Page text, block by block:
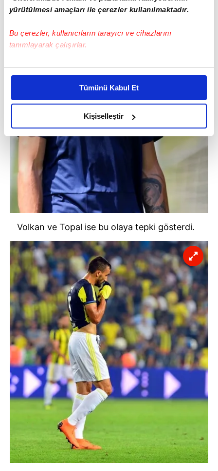
yürütülmesi amaçları ile çerezler kullanılmaktadır.
Bu çerezler, kullanıcıların tarayıcı ve cihazlarını
tanımlayarak çalışırlar.
Bu çerezlere izin vermeniz halinde sizlere özel
daha iyi reklam deneyimi yaşatabiliriz. Bunu yaparken
amacımızın size daha iyi bir reklam deneyimi sunmak
olduğunu ve sizlere en iyi içerikleri sunabilmek adına
elimizden gelen çabayı gösterdiğimizi ve bu noktada,
reklamların maliyetlerimizi karşılamak noktasında tek gelir
kalemimiz olduğunu sizlere hatırlatmak isteriz.
Her halükârda, kullanıcılar, bu çerezlere izin vermedikleri
takdirde, kullanıcılara hedefli reklamlar
gösterilmeyecektir."
Sitemizde kendimize ve üçüncü kişilere ait çerezler
kullanılmaktadır. Bu çerezler vasıtasıyla çeşitli kişisel
verileriniz işlenmekte olup gerekli olan çerezler bilgi
toplumu hizmetlerinin sunulması amacıyla
kullanılmaktadır. Diğer çerezler, sitemizin daha işlevsel
kılınması ve kişiselleştirilmesi ve sizlere yönelik
reklam/pazarlama faaliyetlerinin yapılması, amaçlarıyla
sınırlı olarak açık rızanız dahilinde kullanılacaktır.
Çerezlere ilişkin tercihlerinizi aşağıda yer alan panel
vasıtasıyla belirleyebilirsiniz. Çerezlere ilişkin detaylı bilgi
için Ayarlar butonuna tıklayabilir, Çerez Bilgilendirme
Metnimiziziyaret edebilirsiniz.
6698 sayılı Kişisel Verilerin Korunması Kanunu uyarınca
hazırlanmış Aydınlatma Metnimizi okumak ve sitemizde
ilgili mevzuata uygun olarak kullanılan çerezlerle ilgili bilgi
almak için lütfentıklayınız
Tümünü Kabul Et
Kişiselleştir
Volkan ve Topal ise bu olaya tepki gösterdi.